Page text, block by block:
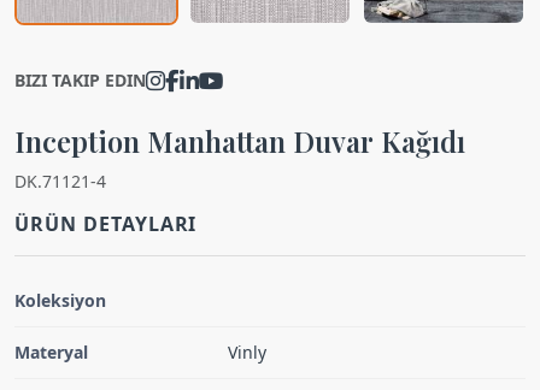
BIZI TAKIP EDIN
Inception Manhattan Duvar Kağıdı
DK.71121-4
ÜRÜN DETAYLARI
Koleksiyon
Materyal Vinly